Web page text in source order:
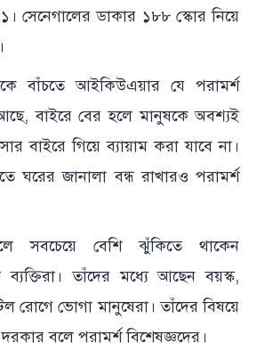
সেনেগালের ডাকার ১৮৮ স্কোর নিয়ে
বাঁচতে আইকিউএয়ার যে পরামর্শ
বাইরে বের হলে মানুষকে অবশ্যই
বাইরে গিয়ে ব্যায়াম করা যাবে না।
ঘরের জানালা বন্ধ রাখারও পরামর্শ
সবচেয়ে বেশি ঝুঁকিতে থাকেন
ব্যক্তিরা। তাঁদের মধ্যে আছেন বয়স্ক,
রোগে ভোগা মানুষেরা। তাঁদের বিষয়ে
বলে পরামর্শ বিশেষজ্ঞদের।